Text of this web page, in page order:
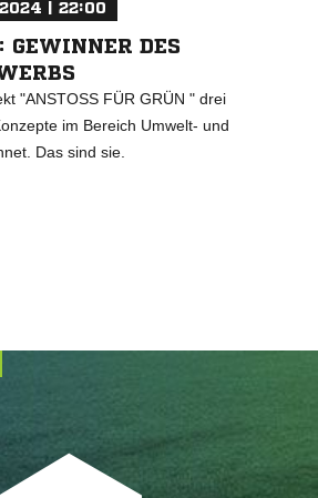
| 22:00
DES
"ANSTOSS FÜR GRÜN " drei
im Bereich Umwelt- und
Das sind sie.